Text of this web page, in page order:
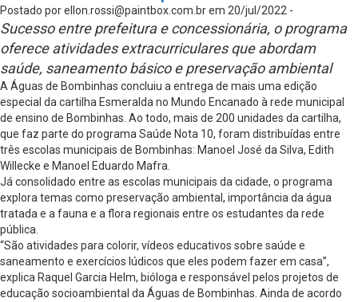
Postado porellon.rossi@paintbox.com.brem 20/jul/2022 -
Sucesso entre prefeitura e concessionária, o programa
oferece atividades extracurriculares que abordam
saúde, saneamento básico e preservação ambiental
A Águas de Bombinhas concluiu a entrega de mais uma edição
especial da cartilha Esmeralda no Mundo Encanado à rede municipal
de ensino de Bombinhas. Ao todo, mais de 200 unidades da cartilha,
que faz parte do programa Saúde Nota 10, foram distribuídas entre
três escolas municipais de Bombinhas: Manoel José da Silva, Edith
Willecke e Manoel Eduardo Mafra.
Já consolidado entre as escolas municipais da cidade, o programa
explora temas como preservação ambiental, importância da água
tratada e a fauna e a flora regionais entre os estudantes da rede
pública.
“São atividades para colorir, vídeos educativos sobre saúde e
saneamento e exercícios lúdicos que eles podem fazer em casa”,
explica Raquel Garcia Helm, bióloga e responsável pelos projetos de
educação socioambiental da Águas de Bombinhas. Ainda de acordo